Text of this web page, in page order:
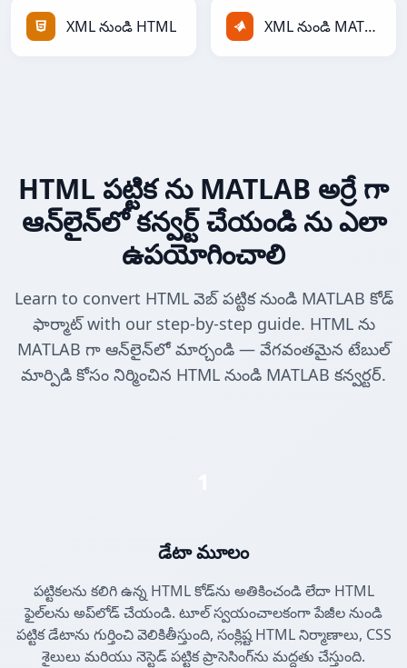
XML నుండి HTML XML నుండి MATLAB
HTML పట్టిక ను MATLAB అర్రే గా
ఆన్‌లైన్‌లో కన్వర్ట్ చేయండి ను ఎలా
ఉపయోగించాలి
Learn to convert HTML వెబ్ పట్టిక నుండి MATLAB కోడ్
ఫార్మాట్ with our step-by-step guide. HTML ను
MATLAB గా ఆన్‌లైన్‌లో మార్చండి — వేగవంతమైన టేబుల్
మార్పిడి కోసం నిర్మించిన HTML నుండి MATLAB కన్వర్టర్.
డేటా మూలం
పట్టికలను కలిగి ఉన్న HTML కోడ్‌ను అతికించండి లేదా HTML
ఫైల్‌లను అప్‌లోడ్ చేయండి. టూల్ స్వయంచాలకంగా పేజీల నుండి
పట్టిక డేటాను గుర్తించి వెలికితీస్తుంది, సంక్లిష్ట HTML నిర్మాణాలు, CSS
శైలులు మరియు నెస్టెడ్ పట్టిక ప్రాసెసింగ్‌ను మద్దతు చేస్తుంది.